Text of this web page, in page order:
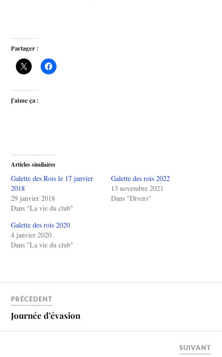
Partager :
J’aime ça :
Articles similaires
Galette des Rois le 17 janvier
2018
29 janvier 2018
Dans "La vie du club"
Galette des rois 2022
13 novembre 2021
Dans "Divers"
Galette des rois 2020
4 janvier 2020
Dans "La vie du club"
PRÉCÉDENT
Journée d’évasion
SUIVANT